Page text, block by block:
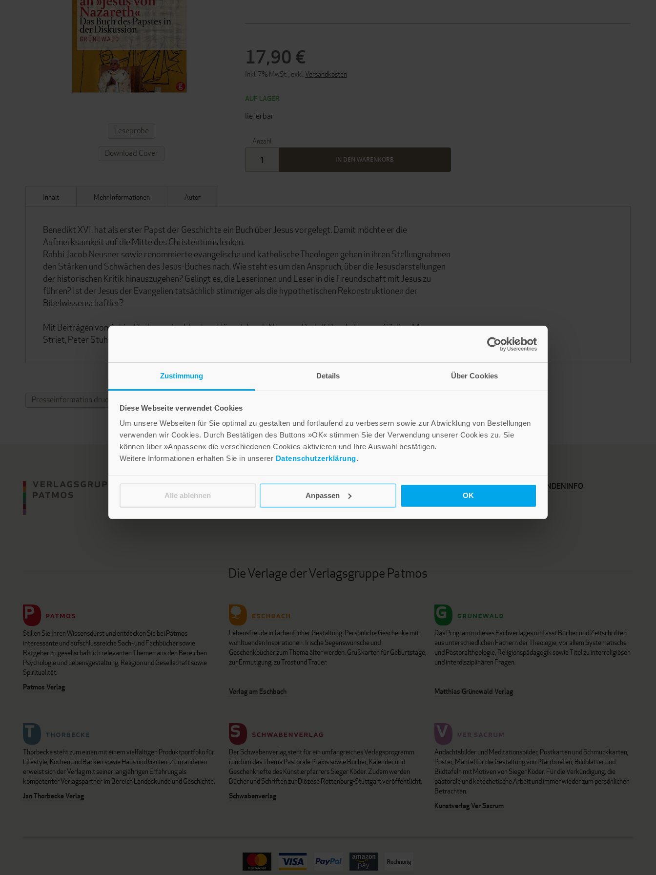
Zustimmung Details Über Cookies
Diese Webseite verwendet Cookies
Um unsere Webseiten für Sie optimal zu gestalten und fortlaufend zu verbessern sowie zur Abwicklung von Bestellungen
verwenden wir Cookies. Durch Bestätigen des Buttons »OK« stimmen Sie der Verwendung unserer Cookies zu. Sie
können über »Anpassen« die verschiedenen Cookies aktivieren und Ihre Auswahl bestätigen.
Weitere Informationen erhalten Sie in unserer Datenschutzerklärung.
Alle ablehnen Anpassen OK
17,90 €
Inkl. 7% MwSt. , exkl. Versandkosten
AUF LAGER
lieferbar
Anzahl
IN DEN WARENKORB
ZUM
ANFANG
BILDERGALERIE
Leseprobe
Download Cover
Inhalt
Benedikt XVI. hat als erster Papst der Geschichte ein Buch über Jesus vorgelegt. Damit möchte er die
Aufmerksamkeit auf die Mitte des Christentums lenken.
Rabbi Jacob Neusner sowie renommierte evangelische und katholische Theologen gehen in ihren Stellungnahmen
den Stärken und Schwächen des Jesus-Buches nach. Wie steht es um den Anspruch, über die Jesusdarstellungen
der historischen Kritik hinauszugehen? Gelingt es, die Leserinnen und Leser in die Freundschaft mit Jesus zu
führen? Ist der Jesus der Evangelien tatsächlich stimmiger als die hypothetischen Rekonstruktionen der
Bibelwissenschaftler?
Mit Beiträgen von Achim Buckenmaier, Eberhard Jüngel, Jacob Neusner, Rudolf Pesch, Thomas Söding, Magnus
Striet, Peter Stuhlmacher, Jan-Heiner Tück, Hansjürgen Verweyen, Holger Zaborowski.
Mehr Informationen Autor
Presseinformation drucken
LEBE GUT MAGAZIN NEWSLETTER KARRIERE KUNDENINFO
Die Verlage der Verlagsgruppe Patmos
Stillen Sie Ihren Wissensdurst und entdecken Sie bei Patmos
interessante und aufschlussreiche Sach- und Fachbücher sowie
Ratgeber zu gesellschaftlich relevanten Themen aus den Bereichen
Psychologie und Lebensgestaltung, Religion und Gesellschaft sowie
Spiritualität.
Patmos Verlag
Lebensfreude in farbenfroher Gestaltung: Persönliche Geschenke mit
wohltuenden Inspirationen. Irische Segenswünsche und
Geschenkbücher zum Thema älter werden. Grußkarten für Geburtstage,
zur Ermutigung, zu Trost und Trauer.
Verlag am Eschbach
Das Programm dieses Fachverlages umfasst Bücher und Zeitschriften
aus unterschiedlichen Fächern der Theologie, vor allem Systematische
und Pastoraltheologie, Religionspädagogik sowie Titel zu interreligiösen
und interdisziplinären Fragen.
Matthias Grünewald Verlag
Thorbecke steht zum einen mit einem vielfältigen Produktportfolio für
Lifestyle, Kochen und Backen sowie Haus und Garten. Zum anderen
erweist sich der Verlag mit seiner langjährigen Erfahrung als
kompetenter Verlagspartner im Bereich Landeskunde und Geschichte.
Jan Thorbecke Verlag
Der Schwabenverlag steht für ein umfangreiches Verlagsprogramm
rund um das Thema Pastorale Praxis sowie Bücher, Kalender und
Geschenkhefte des Künstlerpfarrers Sieger Köder. Zudem werden
Bücher und Schriften zur Diözese Rottenburg-Stuttgart veröffentlicht.
Schwabenverlag
Andachtsbilder und Meditationsbilder, Postkarten und Schmuckkarten,
Poster, Mäntel für die Gestaltung von Pfarrbriefen, Bildblätter und
Bildtafeln mit Motiven von Sieger Köder. Für die Verkündigung, die
pastorale und katechetische Arbeit und immer wieder zum persönlichen
Betrachten.
Kunstverlag Ver Sacrum